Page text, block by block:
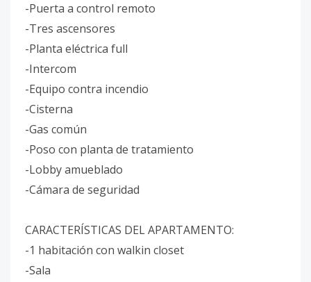
-Puerta a control remoto
-Tres ascensores
-Planta eléctrica full
-Intercom
-Equipo contra incendio
-Cisterna
-Gas común
-Poso con planta de tratamiento
-Lobby amueblado
-Cámara de seguridad
CARACTERÍSTICAS DEL APARTAMENTO:
-1 habitación con walkin closet
-Sala